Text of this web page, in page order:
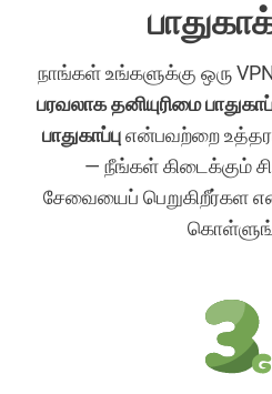
நாங்கள் உங்களுக்கு ஒரு
பரவலாக தனியுரிமை
பாதுகாப்புஎன்பவற்றை
— நீங்கள் கிடைக்கும்
சேவையைப் பெறுகிறீர்கள